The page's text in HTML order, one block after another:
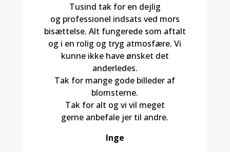
Tusind tak for en dejlig
og professionel indsats ved mors
bisættelse. Alt fungerede som aftalt
og i en rolig og tryg atmosfære. Vi
kunne ikke have ønsket det
anderledes.
Tak for mange gode billeder af
blomsterne.
Tak for alt og vi vil meget
gerne anbefale jer til andre.
Inge